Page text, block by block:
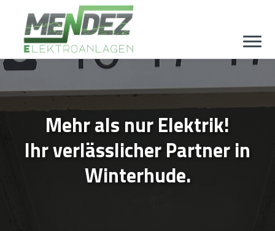
Mehr als nur Elektrik!
Ihr verlässlicher Partner in
Winterhude.